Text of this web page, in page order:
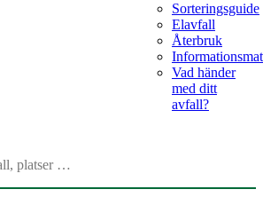
Sorteringsguide
Elavfall
Återbruk
Vad händer
med ditt
avfall?